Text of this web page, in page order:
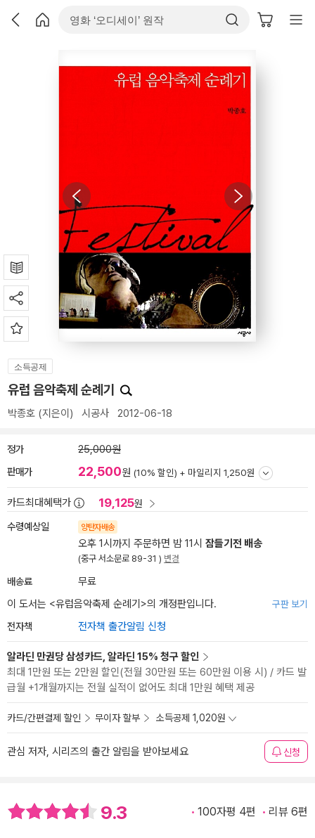
소득공제
유럽 음악축제 순례기
박종호 (지은이) 시공사 2012-06-18
정가 25,000원
판매가 22,500원 (10% 할인) + 마일리지 1,250원
카드최대혜택가 19,125원
수령예상일 양탄자배송
오후 1시까지 주문하면 밤 11시 잠들기전 배송
(중구 서소문로 89-31 ) 변경
배송료
무료
이 도서는 <유럽음악축제 순례기 >의 개정판입니다. 구판 보기
전자책 전자책 출간알림 신청
알라딘 만권당 삼성카드, 알라딘 15% 청구 할인
최대 1만원 또는 2만원 할인(전월 30만원 또는 60만원 이용 시) / 카드 발
급월 +1개월까지는 전월 실적이 없어도 최대 1만원 혜택 제공
카드/간편결제 할인 무이자 할부 소득공제 1,020원
관심 저자, 시리즈의 출간 알림을 받아보세요 신청
9.3 100자평 4편 리뷰 6편